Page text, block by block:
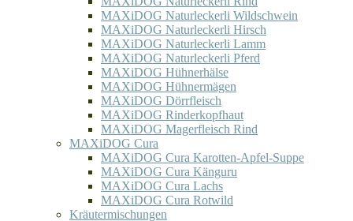
MAXiDOG Naturleckerli Wildschwein
MAXiDOG Naturleckerli Hirsch
MAXiDOG Naturleckerli Lamm
MAXiDOG Naturleckerli Pferd
MAXiDOG Hühnerhälse
MAXiDOG Hühnermägen
MAXiDOG Dörrfleisch
MAXiDOG Rinderkopfhaut
MAXiDOG Magerfleisch Rind
MAXiDOG Cura
MAXiDOG Cura Karotten-Apfel-Suppe
MAXiDOG Cura Känguru
MAXiDOG Cura Lachs
MAXiDOG Cura Rotwild
Kräutermischungen